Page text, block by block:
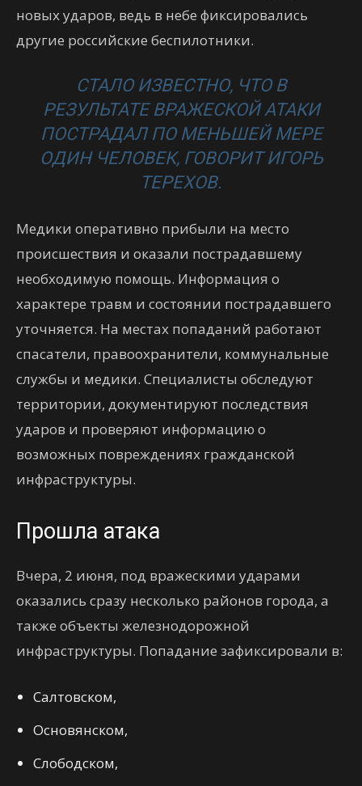
новых ударов, ведь в небе фиксировались
другие российские беспилотники.
СТАЛО ИЗВЕСТНО, ЧТО В
РЕЗУЛЬТАТЕ ВРАЖЕСКОЙ АТАКИ
ПОСТРАДАЛ ПО МЕНЬШЕЙ МЕРЕ
ОДИН ЧЕЛОВЕК, ГОВОРИТ ИГОРЬ
ТЕРЕХОВ.
Медики оперативно прибыли на место
происшествия и оказали пострадавшему
необходимую помощь. Информация о
характере травм и состоянии пострадавшего
уточняется. На местах попаданий работают
спасатели, правоохранители, коммунальные
службы и медики. Специалисты обследуют
территории, документируют последствия
ударов и проверяют информацию о
возможных повреждениях гражданской
инфраструктуры.
Прошла атака
Вчера, 2 июня, под вражескими ударами
оказались сразу несколько районов города, а
также объекты железнодорожной
инфраструктуры. Попадание зафиксировали в:
Салтовском,
Основянском,
Слободском,